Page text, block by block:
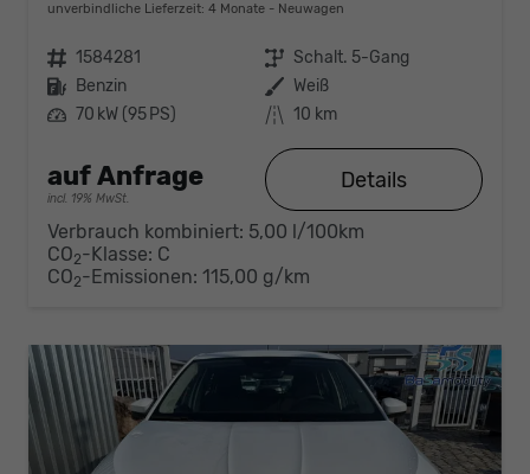
unverbindliche Lieferzeit: 4 Monate Neuwagen
Fahrzeugnr. 1584281 Getriebe Schalt. 5-Gang
Kraftstoff Benzin Außenfarbe Weiß
Leistung 70 kW (95 PS) Kilometerstand 10 km
auf Anfrage
incl. 19% MwSt.
Details
Verbrauch kombiniert: 5,00 l/100km
CO2-Klasse: C
CO2-Emissionen: 115,00 g/km